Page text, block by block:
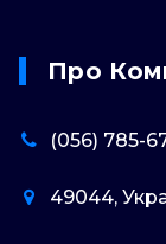
Про
(056) 785-
49044,